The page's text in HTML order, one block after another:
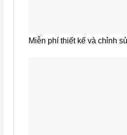
Miễn phí thiết kế và chỉnh